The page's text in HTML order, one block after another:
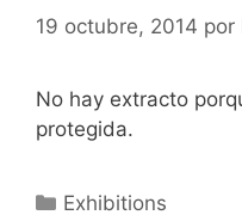
19 octubre, 2014 por
No hay extracto
protegida.
Categorías
Exhibitions